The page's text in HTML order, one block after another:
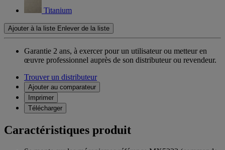
Titanium
Ajouter à la liste Enlever de la liste
Garantie 2 ans, à exercer pour un utilisateur ou metteur en
œuvre professionnel auprès de son distributeur ou revendeur.
Trouver un distributeur
Ajouter au comparateur
Imprimer
Télécharger
Caractéristiques produit